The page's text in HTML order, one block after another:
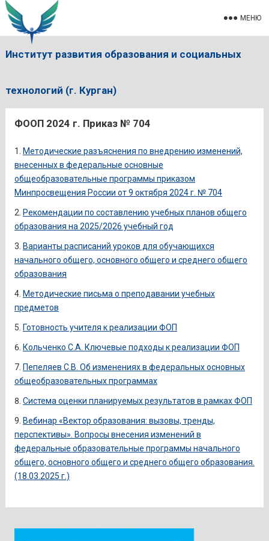
Институт развития образования и социальных
технологий (г. Курган)
МЕНЮ
ФООП 2024 г. Приказ № 704
Методические разъяснения по внедрению изменений,
внесенных в федеральные основные
общеобразовательные программы приказом
Минпросвещения России от 9 октября 2024 г. № 704
Рекомендации по составлению учебных планов общего
образования на 2025/2026 учебный год
Варианты расписаний уроков для обучающихся
начального общего, основного общего и среднего общего
образования
Методические письма о преподавании учебных
предметов
Готовность учителя к реализации ФОП
Кольченко С.А. Ключевые подходы к реализации ФОП
Пепеляев С.В. Об изменениях в федеральных основных
общеобразовательных программах
Система оценки планируемых результатов в рамках ФОП
Вебинар «Вектор образования: вызовы, тренды,
перспективы». Вопросы внесения изменений в
федеральные образовательные программы начального
общего, основного общего и среднего общего образования.
(18.03.2025 г.)